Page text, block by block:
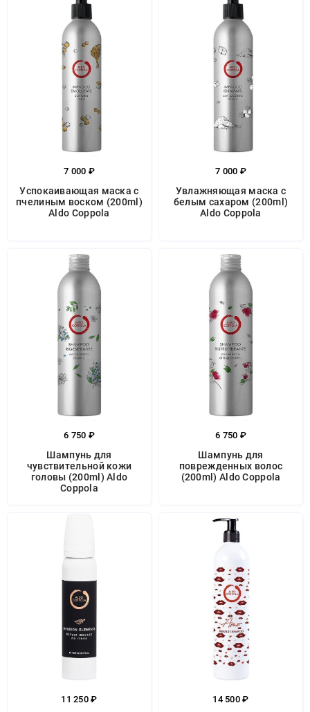
7 000 ₽
Успокаивающая маска с
пчелиным воском (200ml)
Aldo Coppola
7 000 ₽
Увлажняющая маска с
белым сахаром (200ml)
Aldo Coppola
6 750 ₽
Шампунь для
чувствительной кожи
головы (200ml) Aldo
Coppola
6 750 ₽
Шампунь для
поврежденных волос
(200ml) Aldo Coppola
11 250 ₽ 14 500 ₽